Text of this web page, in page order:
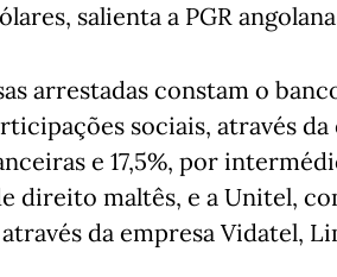
salienta a PGR
arrestadas constam o
sociais, através da
e 17,5%, por
direito maltês, e a Unitel,
da empresa Vidatel,